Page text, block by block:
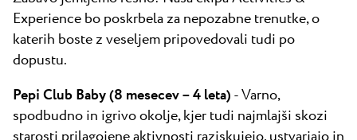
Experience bo poskrbela za nepozabne trenutke, o
katerih boste z veseljem pripovedovali tudi po
dopustu.
Pepi Club Baby (8 mesecev – 4 leta)- Varno,
spodbudno in igrivo okolje, kjer tudi najmlajši skozi